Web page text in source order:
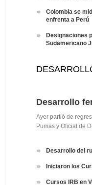
Colombia se
enfrenta a Perú
Designaciones
Sudamericano
Desarrollo
Ayer partió de
Pumas y Oficial de
Desarrollo del
Iniciaron los
Cursos IRB en